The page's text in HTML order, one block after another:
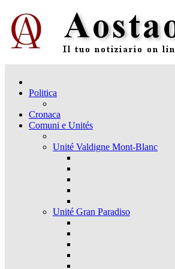
Politica
Cronaca
Comuni e Unités
Unité Valdigne Mont-Blanc
Unité Gran Paradiso